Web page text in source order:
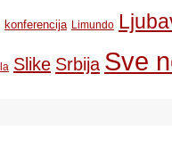
konferencija Limundo
Slike Srbija Sve